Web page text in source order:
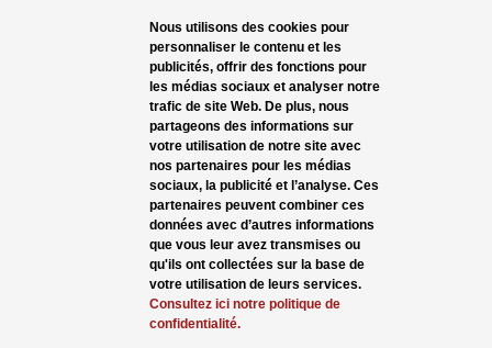
Nous utilisons des cookies pour
personnaliser le contenu et les
publicités, offrir des fonctions pour
les médias sociaux et analyser notre
trafic de site Web. De plus, nous
partageons des informations sur
votre utilisation de notre site avec
nos partenaires pour les médias
sociaux, la publicité et l’analyse. Ces
partenaires peuvent combiner ces
données avec d’autres informations
que vous leur avez transmises ou
qu'ils ont collectées sur la base de
votre utilisation de leurs services.
Consultez ici notre politique de
confidentialité.